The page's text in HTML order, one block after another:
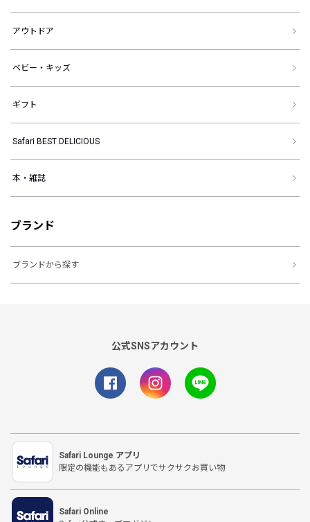
アウトドア
ベビー・キッズ
ギフト
Safari BEST DELICIOUS
本・雑誌
ブランド
ブランドから探す
公式SNSアカウント
Safari Lounge アプリ
限定の機能もあるアプリでサクサクお買い物
Safari Online